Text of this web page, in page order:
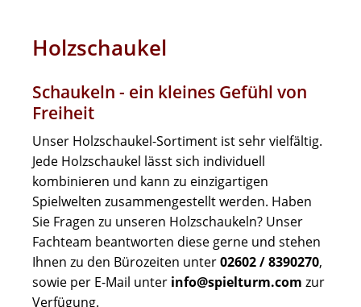
Holzschaukel
Schaukeln - ein kleines Gefühl von
Freiheit
Unser Holzschaukel-Sortiment ist sehr vielfältig.
Jede Holzschaukel lässt sich individuell
kombinieren und kann zu einzigartigen
Spielwelten zusammengestellt werden. Haben
Sie Fragen zu unseren Holzschaukeln? Unser
Fachteam beantworten diese gerne und stehen
Ihnen zu den Bürozeiten unter02602 / 8390270,
sowie per E-Mail unter info@spielturm.com zur
Verfügung.